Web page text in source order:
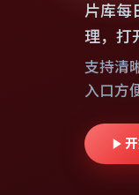
片库每
理，打
支持清
入口方